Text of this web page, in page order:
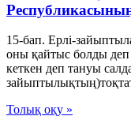
Республикасының
15-бап. Ерлі-
оны қайтыс болды
кеткен деп тануы
Толық оқу »